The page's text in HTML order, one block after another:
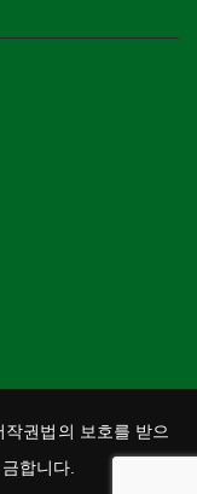
권법의 보호를 받으
합니다.